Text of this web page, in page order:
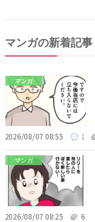
マンガの新着記事
マンガ
2026/08/07 08:55 1
マンガ
2026/08/07 08:25 6